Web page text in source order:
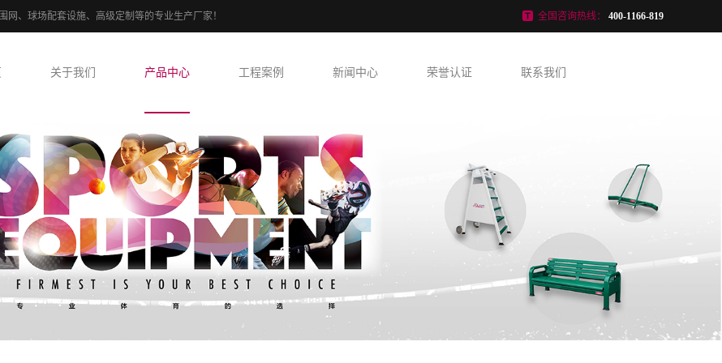
网、球场配套设施、高级定制等的专业生产厂家！ 全国咨询热线： 400-1166-819
关于我们 产品中心 工程案例 新闻中心 荣誉认证 联系我们